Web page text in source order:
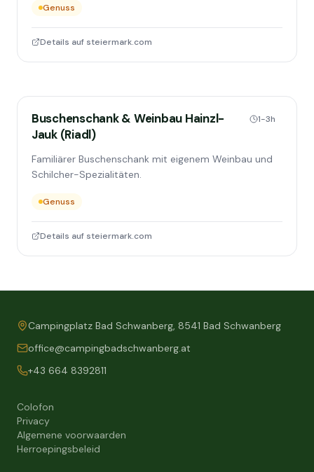
Genuss
Details auf steiermark.com
Buschenschank & Weinbau Hainzl-
Jauk (Riadl)
1-3h
Familiärer Buschenschank mit eigenem Weinbau und
Schilcher-Spezialitäten.
Genuss
Details auf steiermark.com
Campingplatz Bad Schwanberg, 8541 Bad Schwanberg
office@campingbadschwanberg.at
+43 664 8392811
Colofon
Privacy
Algemene voorwaarden
Herroepingsbeleid